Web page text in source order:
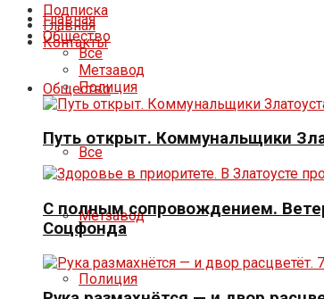
Подписка
Контакты
Главная
Общество
Все
Метзавод
Полиция
Главная
Общество
Все
Метзавод
Полиция
Путь открыт. Коммунальщики
С полным сопровождением.
Соцфонда